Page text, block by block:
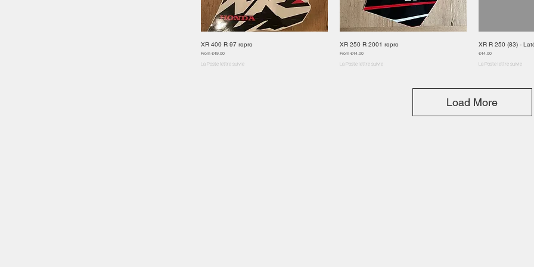
Quick View
XR 400 R 97 repro
From €49.00
Sale Price
La Poste lettre suivie
Quick View
XR 250 R 2001 repro
From €44.00
Sale Price
La Poste lettre suivie
XR R 250 (83) -
Price
€44.00
La Poste lettre suivie
Load More